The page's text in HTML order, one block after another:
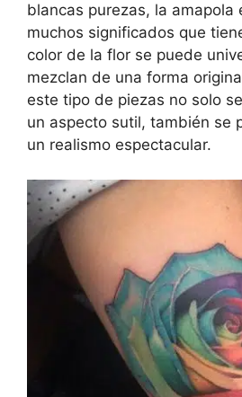
blancas purezas, la amapola
muchos significados que
color de la flor se puede
mezclan de una forma
este tipo de piezas no solo
un aspecto sutil, también se
un realismo espectacular.